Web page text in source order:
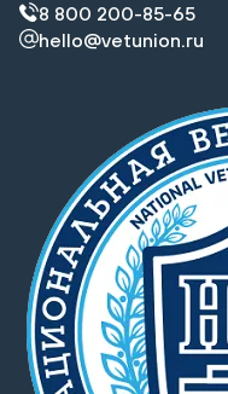
8 800 200-85-65
hello@vetunion.ru